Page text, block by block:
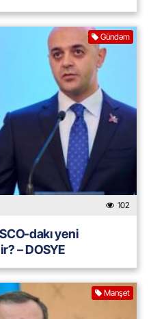
Gündəm
102
dakı yeni
– DOSYE
Manşet